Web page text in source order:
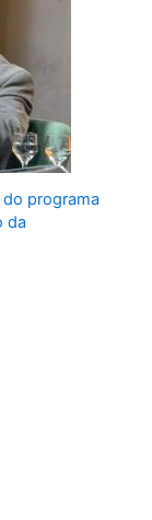
do programa
da